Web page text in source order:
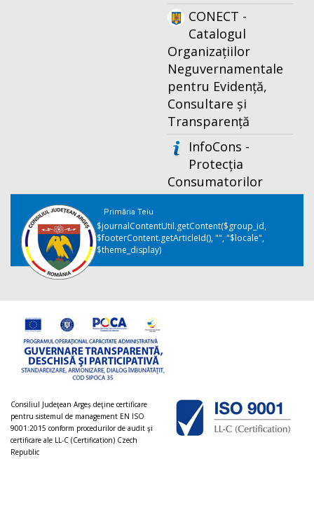
CONECT -
Catalogul
Organizațiilor
Neguvernamentale
pentru Evidență,
Consultare și
Transparență
InfoCons -
Protecția
Consumatorilor
Primăria Teiu
$journalContentUtil.getContent($group_id,
$footerContent.getArticleId(), "", "$locale",
$theme_display)
Consiliul Judeţean Argeș deţine certificare
pentru sistemul de management EN ISO
9001:2015 conform procedurilor de audit şi
certificare ale LL-C (Certification) Czech
Republic